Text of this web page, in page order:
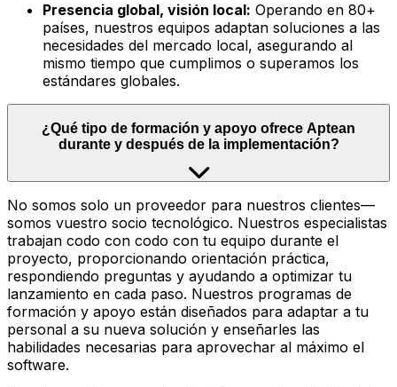
Presencia global, visión local: Operando en 80+
países, nuestros equipos adaptan soluciones a las
necesidades del mercado local, asegurando al
mismo tiempo que cumplimos o superamos los
estándares globales.
¿Qué tipo de formación y apoyo ofrece Aptean
durante y después de la implementación?
No somos solo un proveedor para nuestros clientes—
somos vuestro socio tecnológico. Nuestros especialistas
trabajan codo con codo con tu equipo durante el
proyecto, proporcionando orientación práctica,
respondiendo preguntas y ayudando a optimizar tu
lanzamiento en cada paso. Nuestros programas de
formación y apoyo están diseñados para adaptar a tu
personal a su nueva solución y enseñarles las
habilidades necesarias para aprovechar al máximo el
software.